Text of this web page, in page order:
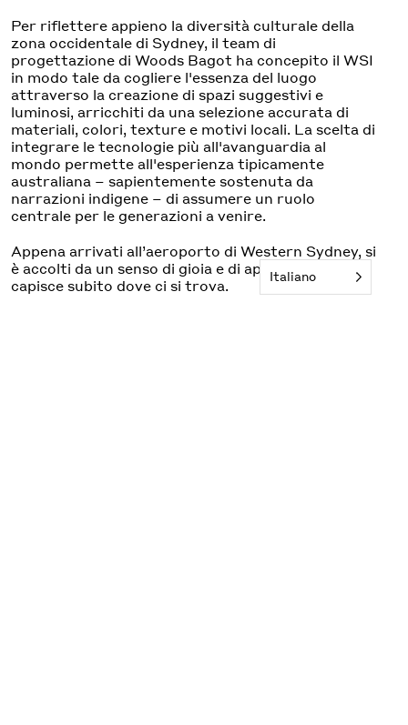
Per riflettere appieno la diversità culturale della
zona occidentale di Sydney, il team di
progettazione di Woods Bagot ha concepito il WSI
in modo tale da cogliere l'essenza del luogo
attraverso la creazione di spazi suggestivi e
luminosi, arricchiti da una selezione accurata di
materiali, colori, texture e motivi locali. La scelta di
integrare le tecnologie più all'avanguardia al
mondo permette all'esperienza tipicamente
australiana – sapientemente sostenuta da
narrazioni indigene – di assumere un ruolo
centrale per le generazioni a venire.
Appena arrivati all’aeroporto di Western Sydney, si
è accolti da un senso di gioia e di appartenenza; si
capisce subito dove ci si trova.
Italiano